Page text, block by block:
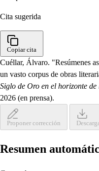
Cita sugerida
Copiar cita
Cuéllar, Álvaro. "Resúmenes
un vasto corpus de obras
Siglo de Oro en el horizonte
2026 (en prensa).
Proponer corrección
Resumen